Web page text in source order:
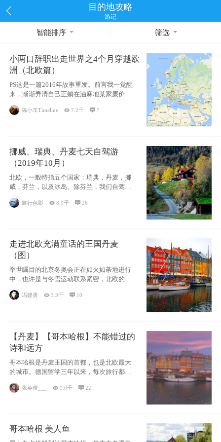
目的地攻略
游记
智能排序 筛选
小两口辞职出走世界之4个月穿越欧
洲（北欧篇）
PS这是一篇2016年故事重发。前言我一觉醒
来，渐渐弄清自己正躺在油麻地某家廉价宾
馆
陈小羊Timeline 7.2千 7
挪威、瑞典、丹麦七天自驾游
（2019年10月）
北欧，一般特指五个国家：瑞典，丹麦，挪
威，芬兰，以及冰岛。除芬兰，我们自驾游
旅行色影 8.9千 26
走进北欧充满童话的王国丹麦
（图）
举世瞩目的北京冬奥会正在如火如荼地进行
中，也许是与冬雪运动联系紧密，北欧的一
些国家因
冯赣勇 3.3千  10
【丹麦】【哥本哈根】不能错过的
诗和远方
哥本哈根是丹麦王国的首都，也是北欧最大
的城市。德国留学三年以来，每次旅行都是
张英俊___ 9.0千 22
哥本哈根 美人鱼